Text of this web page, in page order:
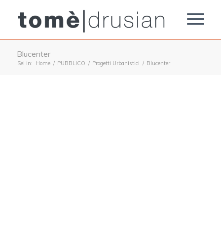
Blucenter
Sei in: Home / PUBBLICO / Progetti Urbanistici / Blucenter